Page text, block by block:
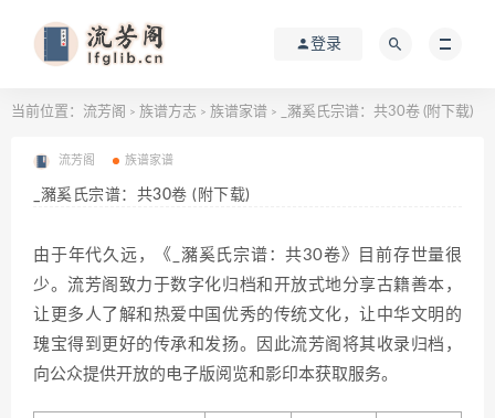
登录
当前位置： 流芳阁 > 族谱方志 > 族谱家谱 > _瀦奚氏宗谱：共30卷 (附下载)
流芳阁 族谱家谱
_瀦奚氏宗谱：共30卷 (附下载)
由于年代久远，《_瀦奚氏宗谱：共30卷》目前存世量很
少。流芳阁致力于数字化归档和开放式地分享古籍善本，
让更多人了解和热爱中国优秀的传统文化，让中华文明的
瑰宝得到更好的传承和发扬。因此流芳阁将其收录归档，
向公众提供开放的电子版阅览和影印本获取服务。